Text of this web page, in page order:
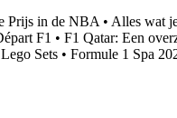
Prijs in de NBA • Alles wat
F1 • F1 Qatar: Een
Sets • Formule 1 Spa